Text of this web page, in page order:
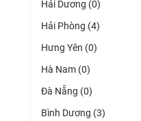
Hải Dương (0)
Hải Phòng (4)
Hưng Yên (0)
Hà Nam (0)
Đà Nẵng (0)
Bình Dương (3)